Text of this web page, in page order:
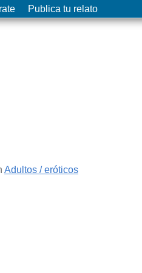
Publica tu relato
Adultos / eróticos